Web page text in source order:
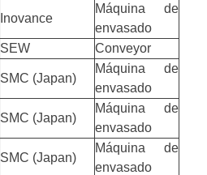
Inovance
Máquina de
envasado
SEW Conveyor
SMC (Japan)
Máquina de
envasado
SMC (Japan)
Máquina de
envasado
SMC (Japan)
Máquina de
envasado